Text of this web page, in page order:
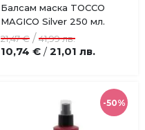
Добави
в
Купи
Балсам маска TOCCO
MAGICO Silver 250 мл.
10,74 € / 21,01 лв.
21,47 € /41,99 лв.
-50%